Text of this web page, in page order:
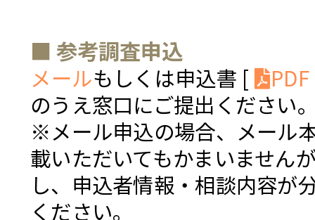
■ 参考調査申込
メールもしくは申込書 [ PDF
のうえ窓口にご提出ください
※メール申込の場合、メール
載いただいてもかまいません
し、申込者情報・相談内容が
ください。